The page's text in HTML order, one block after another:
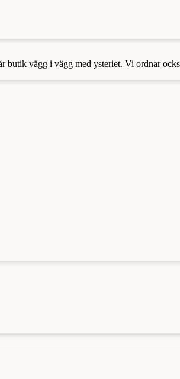
butik vägg i vägg med ysteriet. Vi ordnar